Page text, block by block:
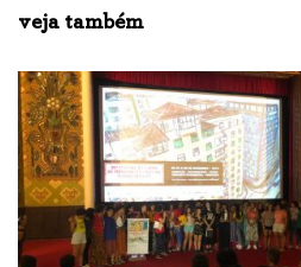
veja também